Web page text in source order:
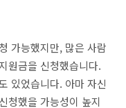
가능했지만, 많은 사람
원금을 신청했습니다.
있었습니다. 아마 자신
청했을 가능성이 높지